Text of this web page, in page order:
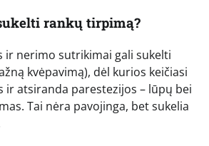
rankų tirpimą?
ir nerimo sutrikimai gali sukelti
kvėpavimą), dėl kurios keičiasi
ir atsiranda parestezijos – lūpų bei
Tai nėra pavojinga, bet sukelia